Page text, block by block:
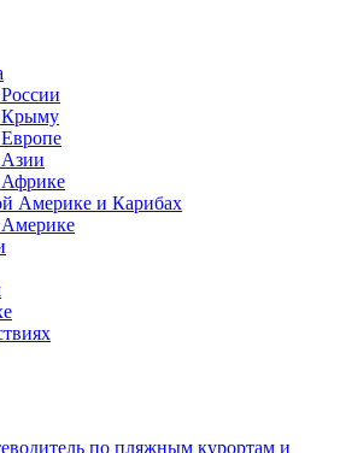
Крыму
Америке и Карибах
по пляжным курортам и